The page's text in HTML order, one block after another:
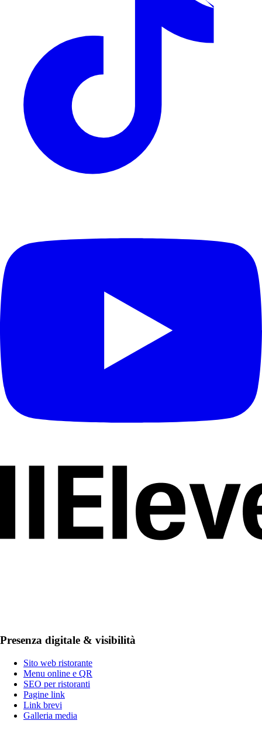
Presenza digitale & visibilità
Sito web ristorante
Menu online e QR
SEO per ristoranti
Pagine link
Link brevi
Galleria media